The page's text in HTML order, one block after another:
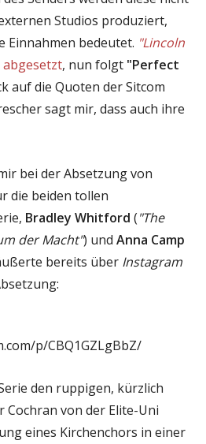
Studios produziert,
Einnahmen bedeutet. "Lincoln
, nun folgt "Perfect
auf die Quoten der Sitcom
sagt mir, dass auch ihre
bei der Absetzung von
die beiden tollen
Bradley Whitford ("The
der Macht") und Anna Camp
bereits über Instagram
p/CBQ1GZLgBbZ/
den ruppigen, kürzlich
von der Elite-Uni
eines Kirchenchors in einer